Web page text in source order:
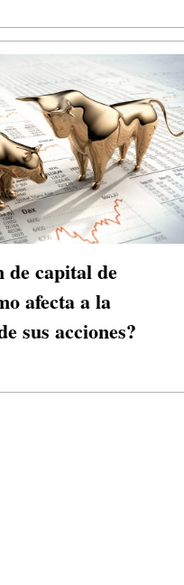
capital de
afecta a la
sus acciones?